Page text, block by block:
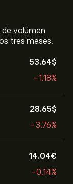
volúmen
tres meses.
53.64‎$‎
-1.18%
28.65‎$‎
-3.76%
14.04‎€‎
-0.14%